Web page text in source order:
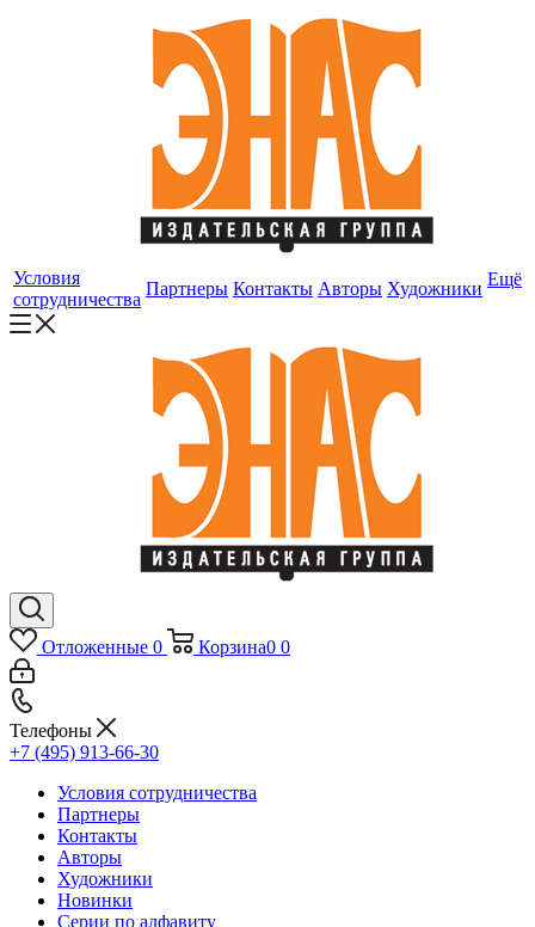
Условия
сотрудничества
Партнеры Контакты Авторы Художники Ещё
Отложенные 0 Корзина0 0
Телефоны
+7 (495) 913-66-30
Условия сотрудничества
Партнеры
Контакты
Авторы
Художники
Новинки
Серии по алфавиту